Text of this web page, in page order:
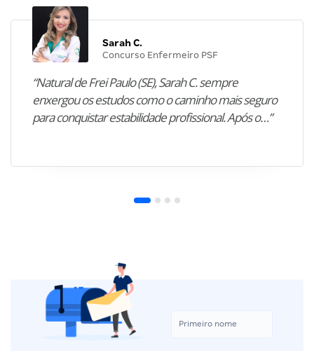
Sarah C.
Concurso Enfermeiro PSF
“Natural de Frei Paulo (SE), Sarah C. sempre
enxergou os estudos como o caminho mais seguro
para conquistar estabilidade profissional. Após o…”